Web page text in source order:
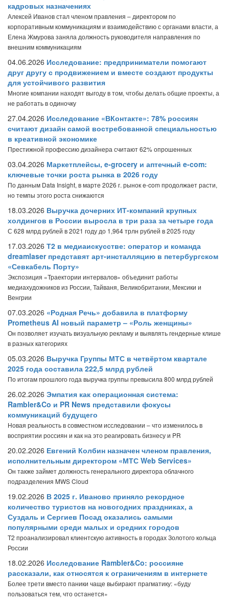
кадровых назначениях
Алексей Иванов стал членом правления – директором по
корпоративным коммуникациям и взаимодействию с органами власти, а
Елена Жмурова заняла должность руководителя направления по
внешним коммуникациям
04.06.2026 Исследование: предприниматели помогают
друг другу с продвижением и вместе создают продукты
для устойчивого развития
Многие компании находят выгоду в том, чтобы делать общие проекты, а
не работать в одиночку
27.04.2026 Исследование «ВКонтакте»: 78% россиян
считают дизайн самой востребованной специальностью
в креативной экономике
Престижной профессию дизайнера считают 62% опрошенных
03.04.2026 Маркетплейсы, e-grocery и аптечный e-com:
ключевые точки роста рынка в 2026 году
По данным Data Insight, в марте 2026 г. рынок e-com продолжает расти,
но темпы этого роста снижаются
18.03.2026 Выручка дочерних ИТ-компаний крупных
холдингов в России выросла в три раза за четыре года
С 628 млрд рублей в 2021 году до 1,964 трлн рублей в 2025 году
17.03.2026 Т2 в медиаискусстве: оператор и команда
dreamlaser представят арт-инсталляцию в петербургском
«Севкабель Порту»
Экспозиция «Траектории интервалов» объединит работы
медиахудожников из России, Тайваня, Великобритании, Мексики и
Венгрии
07.03.2026 «Родная Речь» добавила в платформу
Prometheus AI новый параметр – «Роль женщины»
Он позволяет изучать визуальную рекламу и выявлять гендерные клише
в разных категориях
05.03.2026 Выручка Группы МТС в четвёртом квартале
2025 года составила 222,5 млрд рублей
По итогам прошлого года выручка группы превысила 800 млрд рублей
26.02.2026 Эмпатия как операционная система:
Rambler&Co и PR News представили фокусы
коммуникаций будущего
Новая реальность в совместном исследовании – что изменилось в
восприятии россиян и как на это реагировать бизнесу и PR
20.02.2026 Евгений Колбин назначен членом правления,
исполнительным директором «МТС Web Services»
Он также займет должность генерального директора облачного
подразделения MWS Cloud
19.02.2026 В 2025 г. Иваново приняло рекордное
количество туристов на новогодних праздниках, а
Суздаль и Сергиев Посад оказались самыми
популярными среди малых и средних городов
T2 проанализировал клиентскую активность в городах Золотого кольца
России
18.02.2026 Исследование Rambler&Co: россияне
рассказали, как относятся к ограничениям в интернете
Более трети вместо паники чаще выбирают прагматику: «буду
пользоваться тем, что останется»